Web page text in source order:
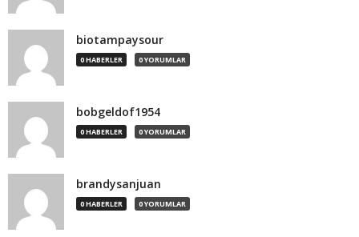
biotampaysour
0 HABERLER 0 YORUMLAR
bobgeldof1954
0 HABERLER 0 YORUMLAR
brandysanjuan
0 HABERLER 0 YORUMLAR